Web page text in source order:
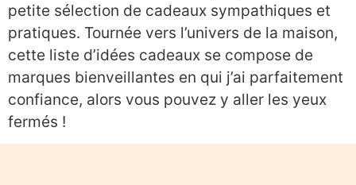
petite sélection de cadeaux sympathiques et
pratiques. Tournée vers l’univers de la maison,
cette liste d’idées cadeaux se compose de
marques bienveillantes en qui j’ai parfaitement
confiance, alors vous pouvez y aller les yeux
fermés !